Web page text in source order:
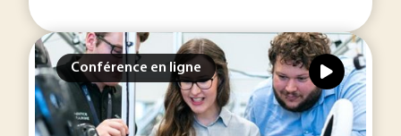
Conférence en ligne